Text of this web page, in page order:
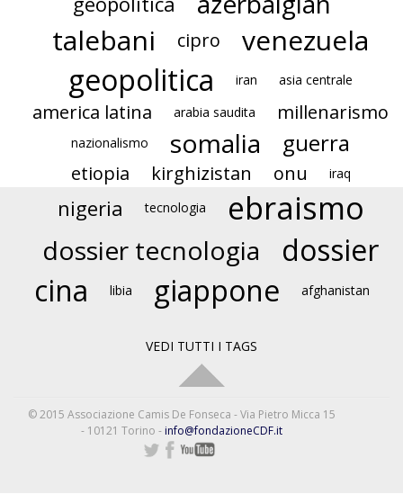
talebani cipro venezuela
geopolitica iran asia centrale
america latina arabia saudita millenarismo
nazionalismo somalia guerra
etiopia kirghizistan onu iraq
nigeria tecnologia ebraismo
dossier tecnologia
dossier
cina
libia giappone afghanistan
VEDI TUTTI I TAGS
© 2015 Associazione Camis De Fonseca - Via Pietro Micca 15
- 10121 Torino - info@fondazioneCDF.it